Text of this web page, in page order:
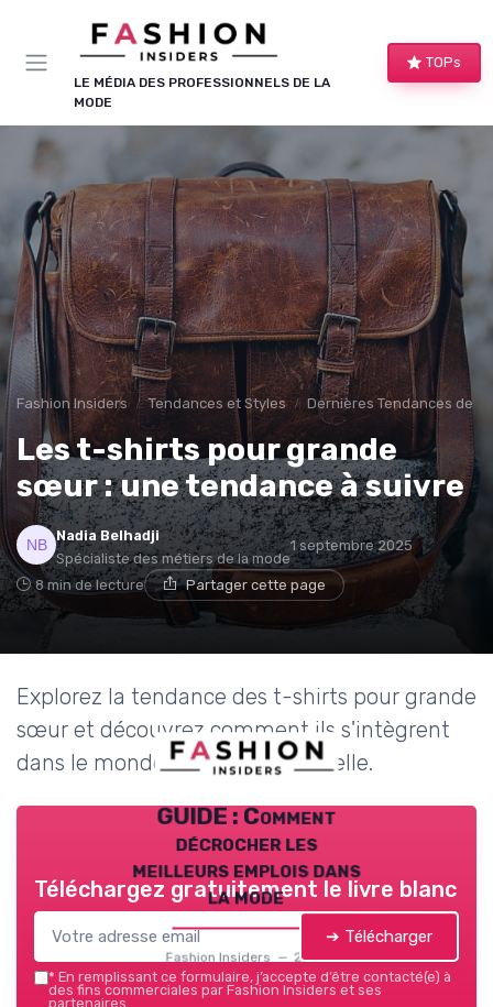
LE MÉDIA DES PROFESSIONNELS DE LA
MODE
TOPs
Fashion Insiders Tendances et Styles Dernières Tendances de
Les t-shirts pour grande
sœur : une tendance à suivre
Nadia Belhadji
Spécialiste des métiers de la mode
1 septembre 2025
8 min de lecture Partager cette page
Explorez la tendance des t-shirts pour grande
sœur et découvrez comment ils s'intègrent
dans le monde de la mode actuelle.
GUIDE : Comment
décrocher les
meilleurs emplois dans
la mode
Fashion Insiders — 2026
Téléchargez gratuitement le livre blanc
➔ Télécharger
* En remplissant ce formulaire, j’accepte d’être contacté(e) à
des fins commerciales par Fashion Insiders et ses
partenaires.